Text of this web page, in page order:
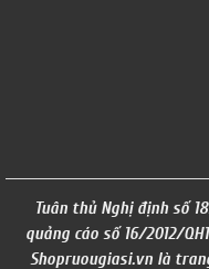
Tuân thủ Nghị định số
quảng cáo số 16/2012/
Shopruougiasi.vn là